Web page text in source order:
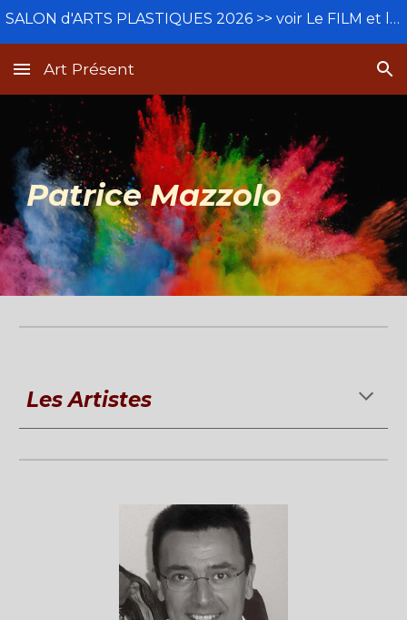
SALON d'ARTS PLASTIQUES 2026 >> voir Le FILM et le BETISIER
Art Présent
Patrice Mazzolo
Les Artistes